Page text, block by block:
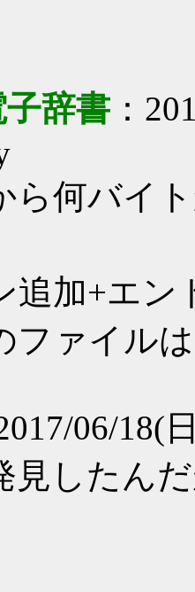
辞書 ：
ら何バイ
追加+エン
ファイル
06/18(
見したん